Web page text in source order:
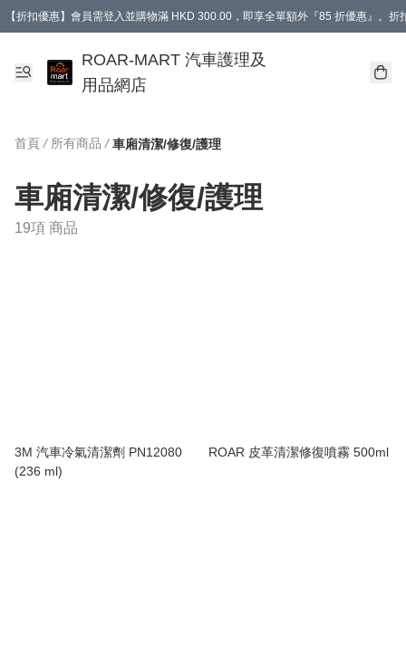
【折扣優惠】會員需登入並購物滿 HKD 300.00，即享全單額外『85 折優惠』。
【會員禮遇】會員消費滿 HKD 400.00，即可獲贈【德國LIQUI MOLY 汽車風口香
ROAR-MART 汽車護理及
用品網店
首頁 / 所有商品 / 車廂清潔/修復/護理
車廂清潔/修復/護理
19項 商品
3M 汽車冷氣清潔劑 PN12080
(236 ml)
ROAR 皮革清潔修復噴霧 500ml